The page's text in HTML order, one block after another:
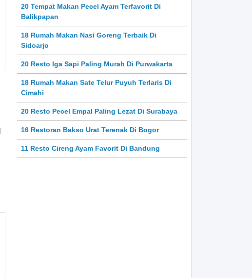
20 Tempat Makan Pecel Ayam Terfavorit Di
Balikpapan
18 Rumah Makan Nasi Goreng Terbaik Di
Sidoarjo
20 Resto Iga Sapi Paling Murah Di Purwakarta
18 Rumah Makan Sate Telur Puyuh Terlaris Di
Cimahi
20 Resto Pecel Empal Paling Lezat Di Surabaya
16 Restoran Bakso Urat Terenak Di Bogor
11 Resto Cireng Ayam Favorit Di Bandung